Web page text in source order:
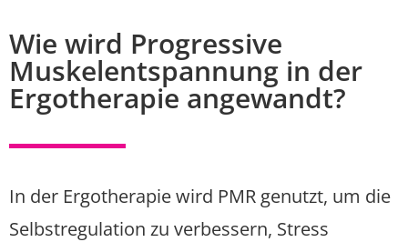
Wie wird Progressive
Muskelentspannung in der
Ergotherapie angewandt?
In der Ergotherapie wird PMR genutzt, um die
Selbstregulation zu verbessern, Stress